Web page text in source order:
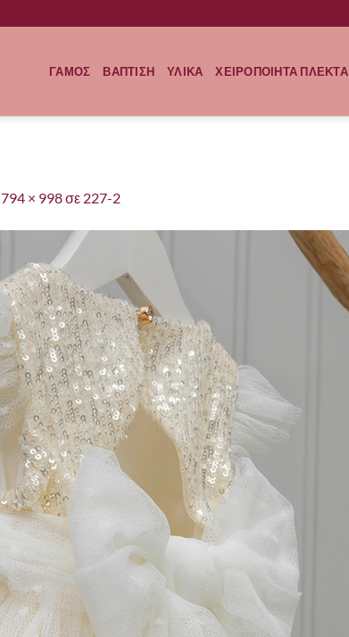
ΓΑΜΟΣ ΒΑΠΤΙΣΗ ΥΛΙΚΑ ΧΕΙΡΟΠΟΙΗΤΑ ΠΛΕΚΤΑ
794 × 998σε 227-2